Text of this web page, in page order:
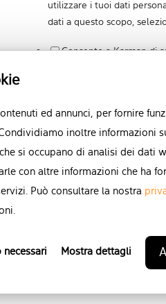
ed annunci, per fornire
inoltre informazioni
si occupano di analisi dei dati
con altre informazioni che ha
Può consultare la nostra
necessari Mostra dettagli
utilizzare i tuoi dati
dati a questo scopo,
Consento a Karman di
Puoi annullare l'iscrizione
momento. Per ulteriori
operazione, consultare le
indicazioni su protezione e
Informativa sulla privacy